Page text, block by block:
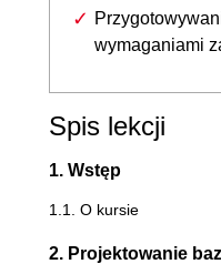
wymaganiami
Spis lekcji
1. Wstęp
1.1. O kursie
2. Projektowanie